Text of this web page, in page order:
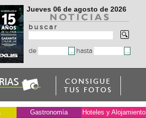
Jueves 06 de agosto de 2026
b u s c a r
de hasta
Gastronomía Hoteles y Alojamiento